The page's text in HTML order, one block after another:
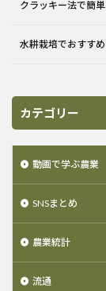
クラッキー法で簡
水耕栽培でおすす
カテゴリー
動画で学ぶ農業
SNSまとめ
農業統計
流通